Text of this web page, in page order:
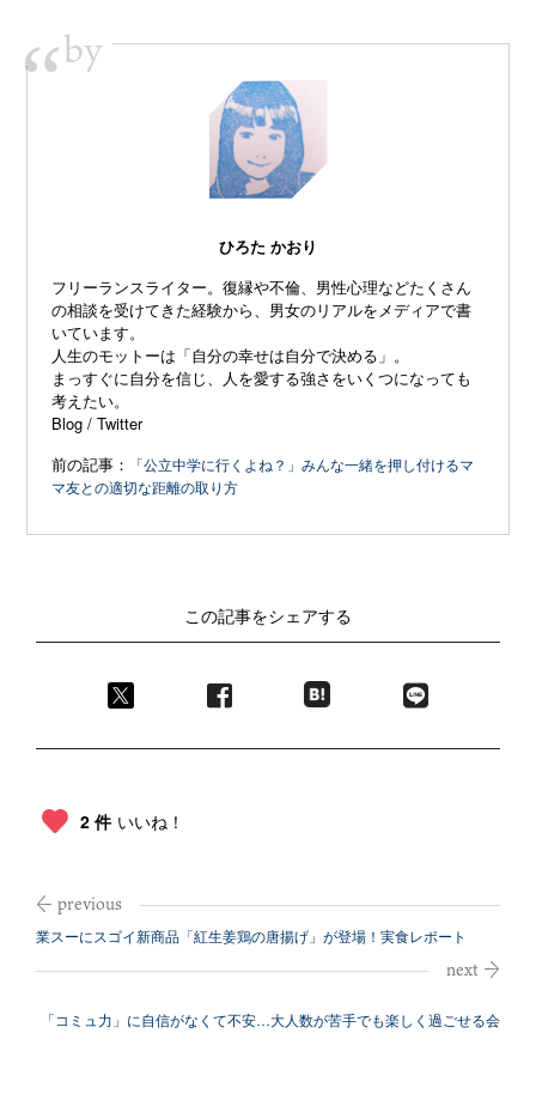
“by
ひろた かおり
フリーランスライター。復縁や不倫、 男性心理などたくさん
の相談を受けてきた経験から、 男女のリアルをメディアで書
いています。
人生のモットーは「自分の幸せは自分で決める」。
まっすぐに自分を信じ、
人を愛する強さをいくつになっても
考えたい。
Blog /Twitter
前の記事：
「公立中学に行くよね？」みんな一緒を押し付けるマ
マ友との適切な距離の取り方
この記事をシェアする
2 件 いいね！
業スーにスゴイ新商品「紅生姜鶏の唐揚げ」が登場！実食レポート
「コミュ力」に自信がなくて不安…大人数が苦手でも楽しく過ごせる会